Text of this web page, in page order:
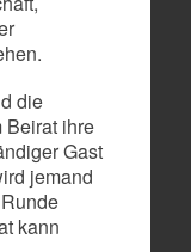
die
Beirat ihre
Gast
jemand
kann